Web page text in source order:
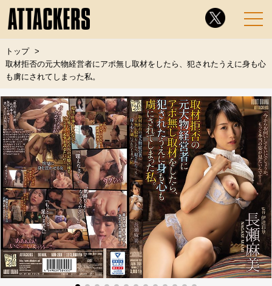
トップ
取材拒否の元大物経営者にアポ無し取材をしたら、犯されたうえに身も心
も虜にされてしまった私。